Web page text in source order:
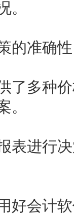
。
的准确
了多种
。
表进行
好会计